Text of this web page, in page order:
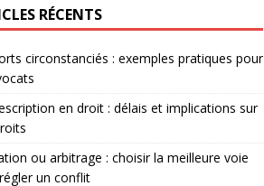
RÉCENTS
circonstanciés : exemples pratiques pour
en droit : délais et implications sur
ou arbitrage : choisir la meilleure voie
un conflit